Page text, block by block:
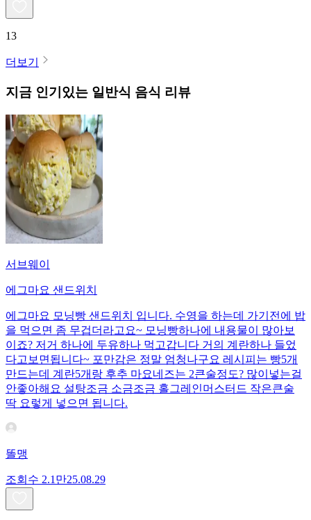
13
더보기
지금 인기있는 일반식 음식 리뷰
서브웨이
에그마요 샌드위치
에그마요 모닝빵 샌드위치 입니다. 수영을 하는데 가기전에 밥
을 먹으면 좀 무겁더라고요~ 모닝빵하나에 내용물이 많아보
이죠? 저거 하나에 두유하나 먹고갑니다 거의 계란하나 들었
다고보면됩니다~ 포만감은 정말 엄청나구요 레시피는 빵5개
만드는데 계란5개랑 후추 마요네즈는 2큰술정도? 많이넣는걸
안좋아해요 설탕조금 소금조금 홀그레인머스터드 작은큰술
딱 요렇게 넣으면 됩니다.
똘맹
조회수 2.1만25.08.29